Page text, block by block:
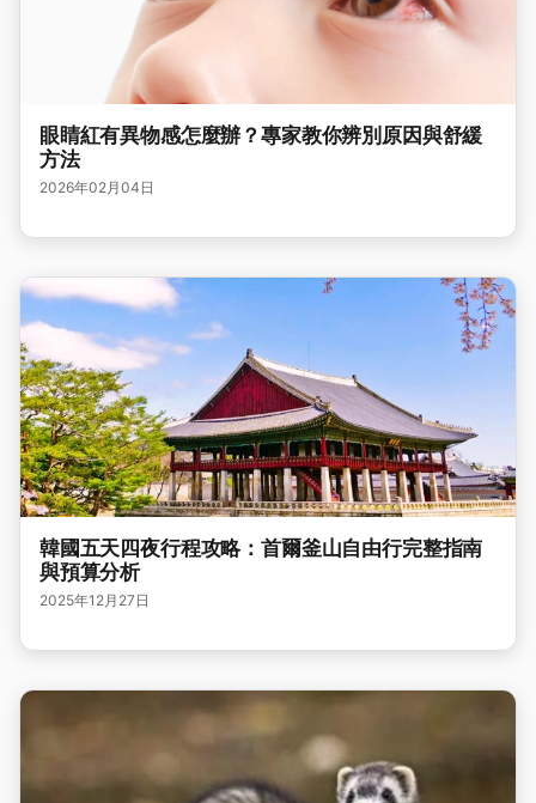
眼睛紅有異物感怎麼辦？專家教你辨別原因與舒緩
方法
2026年02月04日
韓國五天四夜行程攻略：首爾釜山自由行完整指南
與預算分析
2025年12月27日